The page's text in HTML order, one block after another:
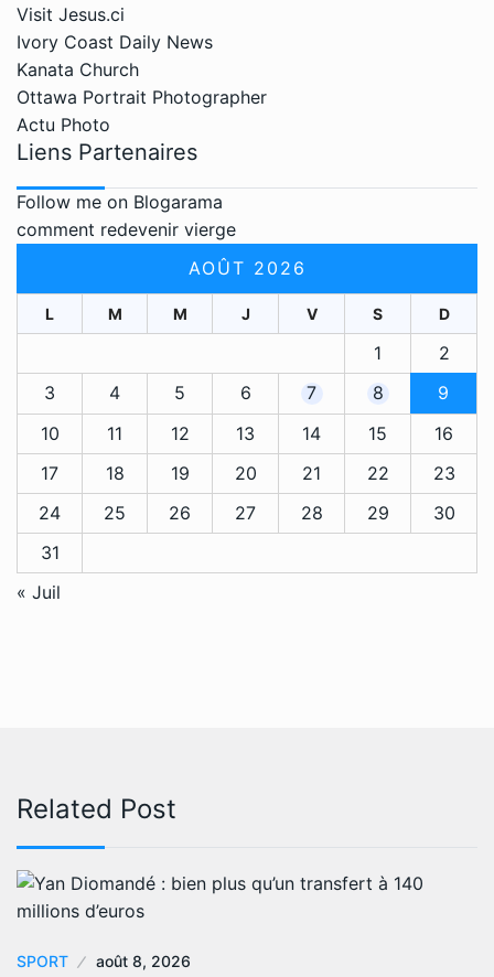
Visit Jesus.ci
Ivory Coast Daily News
Kanata Church
Ottawa Portrait Photographer
Actu Photo
Liens Partenaires
Follow me on Blogarama
comment redevenir vierge
AOÛT 2026
L M M J V S D
1
2
3
4 5 6 7 8
9
10
11 12 13 14 15
16
17
18 19 20 21 22
23
24
25 26 27 28 29
30
31
« Juil
Related Post
SPORT août 8, 2026